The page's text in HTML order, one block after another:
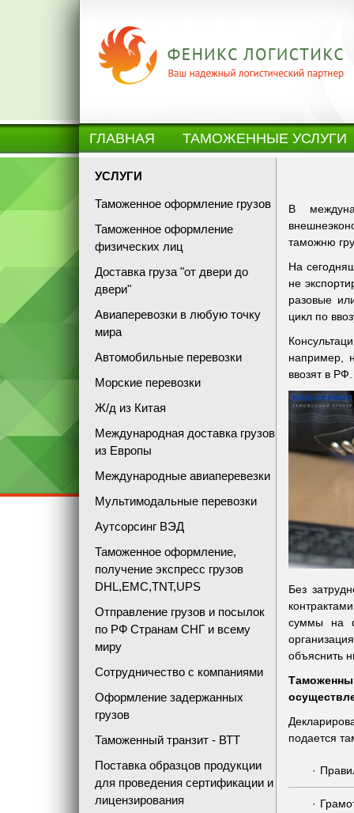
ГЛАВНАЯ ТАМОЖЕННЫЕ УСЛУГИ
УСЛУГИ
Таможенное оформление грузов
Таможенное оформление
физических лиц
Доставка груза "от двери до
двери"
Авиаперевозки в любую точку
мира
Автомобильные перевозки
Морские перевозки
Ж/д из Китая
Международная доставка грузов
из Европы
Международные авиаперевезки
Мультимодальные перевозки
Аутсорсинг ВЭД
Таможенное оформление,
получение экспресс грузов
DHL,EMC,TNT,UPS
Отправление грузов и посылок
по РФ Странам СНГ и всему
миру
Сотрудничество с компаниями
Оформление задержанных
грузов
Таможенный транзит - ВТТ
Поставка образцов продукции
для проведения сертификации и
лицензирования
В
таможню
На
не
разовые
цикл по
например,
ввозят в РФ.
Без
суммы на
объяснить
подается